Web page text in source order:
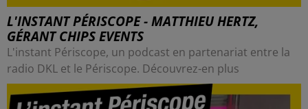
L'INSTANT PÉRISCOPE - MATTHIEU HERTZ,
GÉRANT CHIPS EVENTS
L'instant Périscope, un podcast en partenariat entre la
radio DKL et le Périscope. Découvrez-en plus